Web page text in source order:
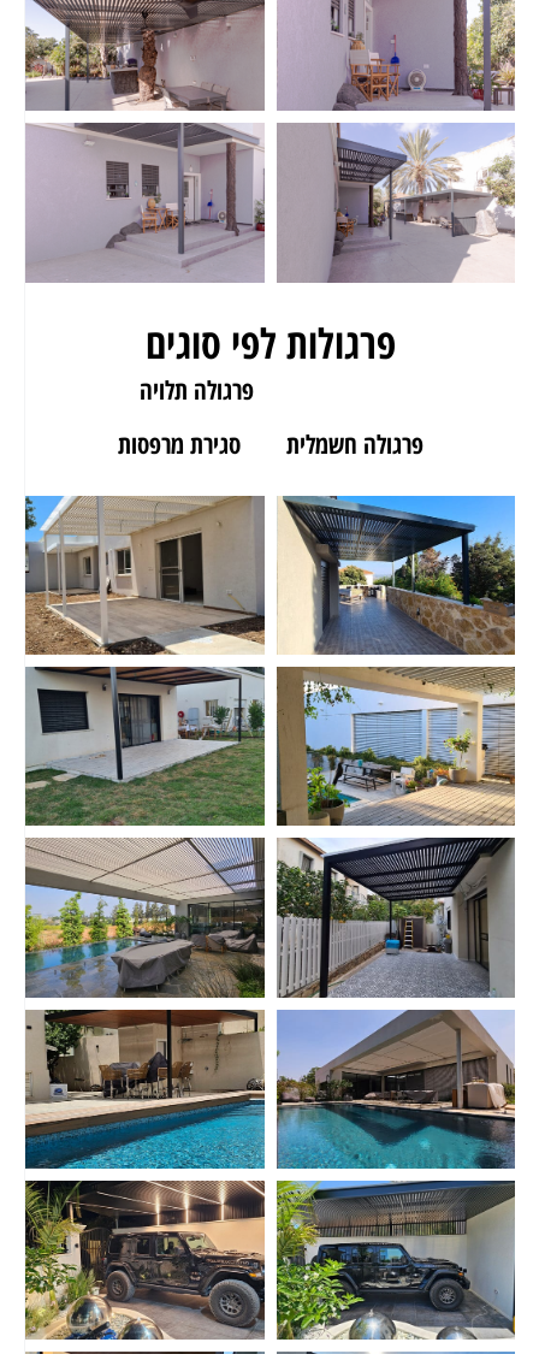
פרגולות לפי סוגים
פרגולה תלויה
פרגולה חשמלית
סגירת מרפסות